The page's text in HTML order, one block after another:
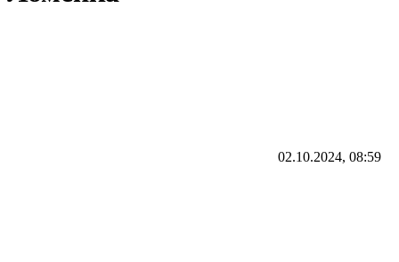
02.10.2024, 08:59